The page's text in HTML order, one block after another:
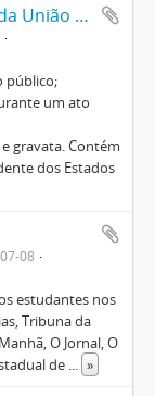
Fotografias referentes ao Memorial da União dos Sevidores Públicos, a atos públicos e à Petrobrás
público;
um ato
gravata. Contém
dos Estados
08
estudantes nos
Tribuna da
O Jornal, O
de ... »